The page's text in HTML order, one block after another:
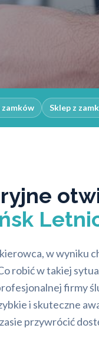
Sklep z
w wyniku
robić w takiej
firmy
i skuteczne
przywrócić